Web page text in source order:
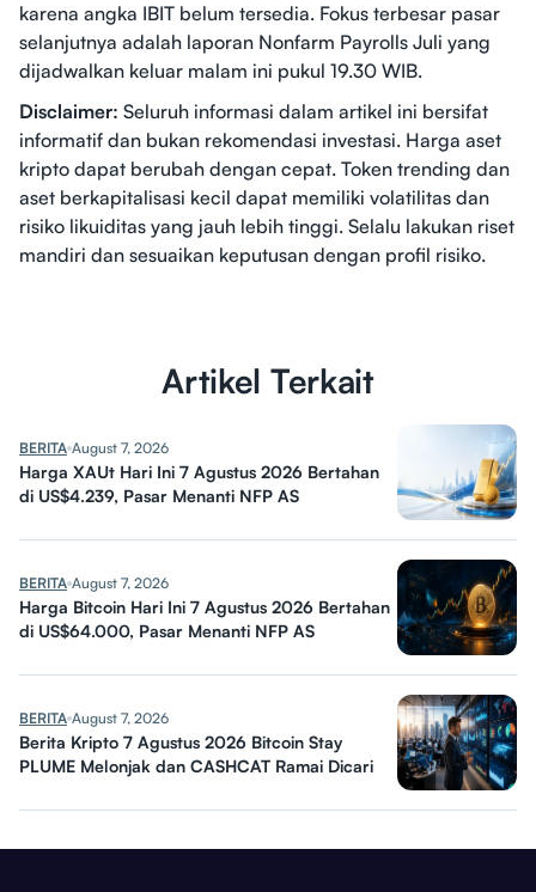
karena angka IBIT belum tersedia. Fokus terbesar pasar
selanjutnya adalah laporan Nonfarm Payrolls Juli yang
dijadwalkan keluar malam ini pukul 19.30 WIB.
Disclaimer: Seluruh informasi dalam artikel ini bersifat
informatif dan bukan rekomendasi investasi. Harga aset
kripto dapat berubah dengan cepat. Token trending dan
aset berkapitalisasi kecil dapat memiliki volatilitas dan
risiko likuiditas yang jauh lebih tinggi. Selalu lakukan riset
mandiri dan sesuaikan keputusan dengan profil risiko.
Artikel Terkait
BERITA August 7, 2026
Harga XAUt Hari Ini 7 Agustus 2026 Bertahan
di US$4.239, Pasar Menanti NFP AS
BERITA August 7, 2026
Harga Bitcoin Hari Ini 7 Agustus 2026 Bertahan
di US$64.000, Pasar Menanti NFP AS
BERITA August 7, 2026
Berita Kripto 7 Agustus 2026 Bitcoin Stay
PLUME Melonjak dan CASHCAT Ramai Dicari